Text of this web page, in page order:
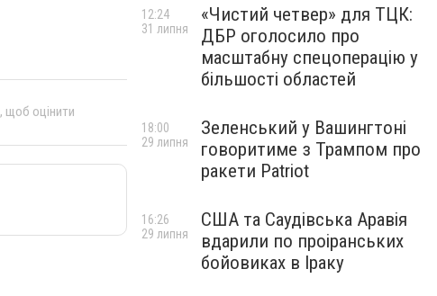
, щоб оцінити
«Чистий четвер» для ТЦК:
ДБР оголосило про
масштабну спецоперацію у
більшості областей
12:24
31 липня
Зеленський у Вашингтоні
говоритиме з Трампом про
ракети Patriot
18:00
29 липня
США та Саудівська Аравія
вдарили по проіранських
бойовиках в Іраку
16:26
29 липня